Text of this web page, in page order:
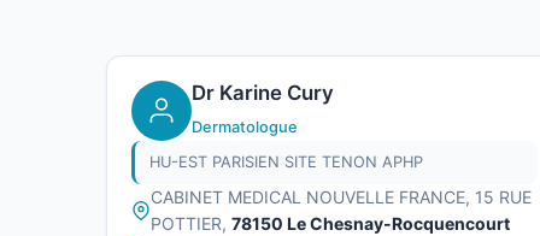
Dr Karine Cury
Dermatologue
HU-EST PARISIEN SITE TENON APHP
CABINET MEDICAL NOUVELLE FRANCE, 15 RUE
POTTIER, 78150 Le Chesnay-Rocquencourt